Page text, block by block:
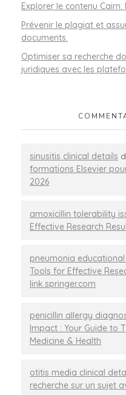
Explorer le contenu
Prévenir le plagiat et
documents.
Optimiser sa recherche
juridiques avec les
sinusitis clinical details
formations Elsevier
2026
amoxicillin tolerability
Effective Research
pneumonia
Tools for Effective
link.springer.com
penicillin allergy
Impact : Your Guide to
Medicine & Health
otitis media clinical
recherche sur un sujet